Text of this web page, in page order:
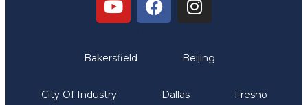
Bakersfield Beijing
City Of Industry Dallas Fresno